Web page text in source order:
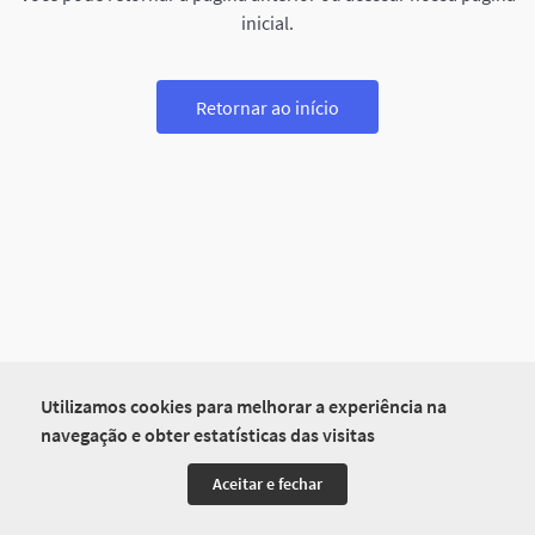
Utilizamos cookies para melhorar a experiência na
navegação e obter estatísticas das visitas
Aceitar e fechar
inicial.
Retornar ao início